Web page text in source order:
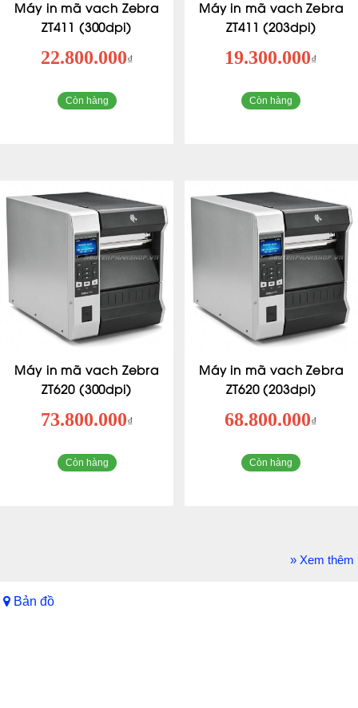
Máy in mã vach Zebra
ZT411 (300dpi)
22.800.000₫
Còn hàng
Máy in mã vach Zebra
ZT411 (203dpi)
19.300.000₫
Còn hàng
Máy in mã vach Zebra
ZT620 (300dpi)
73.800.000₫
Còn hàng
Máy in mã vach Zebra
ZT620 (203dpi)
68.800.000₫
Còn hàng
» Xem thêm
Bản đồ